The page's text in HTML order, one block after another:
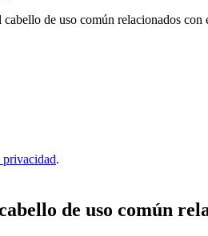
de uso común relacionados
.
de uso común